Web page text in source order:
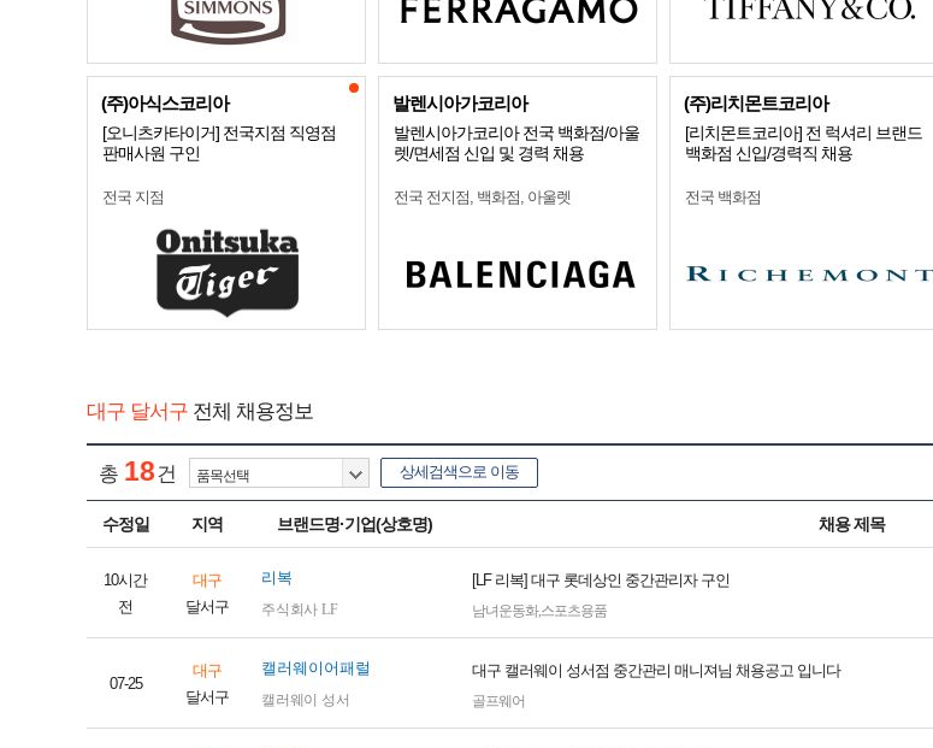
(주)아식스코리아
[오니츠카타이거] 전국지점 직영점
판매사원 구인
전국 지점
발렌시아가코리아
발렌시아가코리아 전국 백화점/아울
렛/면세점 신입 및 경력 채용
전국 전지점, 백화점, 아울렛
(주)리치몬트코리아
[리치몬트코리아] 전 럭셔리 브랜드
백화점 신입/경력직 채용
전국 백화점
대구 달서구 전체 채용정보
총 18건 상세검색으로 이동
수정일 지역 브랜드명·기업(상호명) 채용 제목
10시간
전
대구
달서구
리복
주식회사 LF
[LF 리복] 대구 롯데상인 중간관리자 구인
남녀운동화,스포츠용품
07-25
대구
달서구
캘러웨이어패럴
캘러웨이 성서
대구 캘러웨이 성서점 중간관리 매니져님 채용공고 입니다
골프웨어